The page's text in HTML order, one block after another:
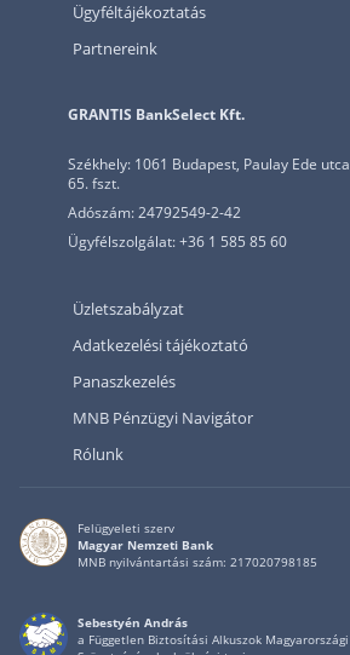
Ügyféltájékoztatás
Partnereink
GRANTIS BankSelect Kft.
Székhely: 1061 Budapest, Paulay Ede utca
65. fszt.
Adószám: 24792549-2-42
Ügyfélszolgálat: +36 1 585 85 60
Üzletszabályzat
Adatkezelési tájékoztató
Panaszkezelés
MNB Pénzügyi Navigátor
Rólunk
Felügyeleti szerv
Magyar Nemzeti Bank
MNB nyilvántartási szám: 217020798185
Sebestyén András
a Független Biztosítási Alkuszok Magyarországi